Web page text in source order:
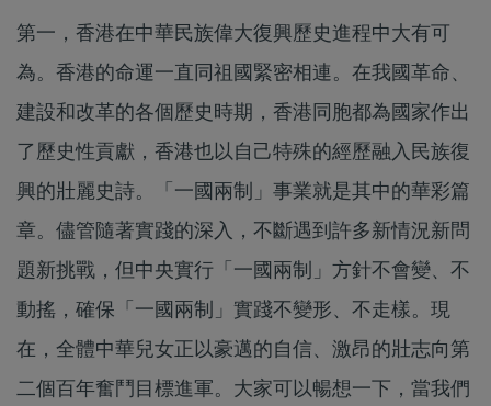
第一，香港在中華民族偉大復興歷史進程中大有可
為。香港的命運一直同祖國緊密相連。在我國革命、
建設和改革的各個歷史時期，香港同胞都為國家作出
了歷史性貢獻，香港也以自己特殊的經歷融入民族復
興的壯麗史詩。「一國兩制」事業就是其中的華彩篇
章。儘管隨著實踐的深入，不斷遇到許多新情況新問
題新挑戰，但中央實行「一國兩制」方針不會變、不
動搖，確保「一國兩制」實踐不變形、不走樣。現
在，全體中華兒女正以豪邁的自信、激昂的壯志向第
二個百年奮鬥目標進軍。大家可以暢想一下，當我們